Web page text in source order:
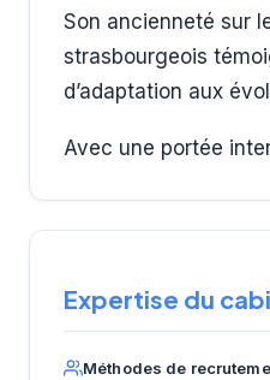
Son ancienneté sur
strasbourgeois
d’adaptation aux
Avec une portée
Expertise du
Méthodes de